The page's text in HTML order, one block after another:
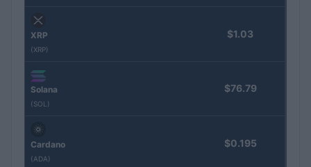
XRP
(XRP)
$1.03
Solana
(SOL)
$76.79
Cardano
(ADA)
$0.195